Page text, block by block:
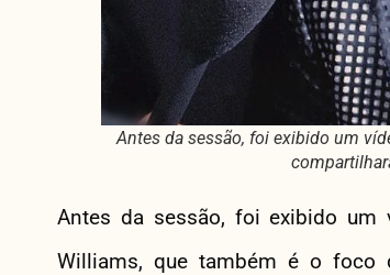
Antes da sessão, foi exibido um
Antes da sessão, foi exibido um
Williams, que também é o foco